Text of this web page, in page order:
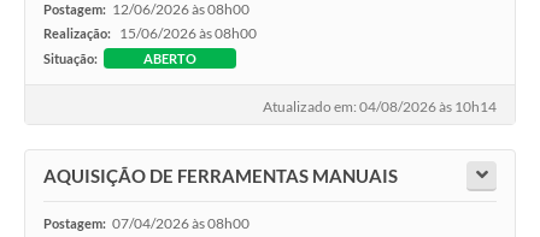
Postagem: 12/06/2026 às 08h00
Realização: 15/06/2026 às 08h00
Situação: ABERTO
Atualizado em: 04/08/2026 às 10h14
AQUISIÇÃO DE FERRAMENTAS MANUAIS
Postagem: 07/04/2026 às 08h00